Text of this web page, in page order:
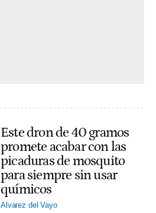
Este dron de 40 gramos
promete acabar con las
picaduras de mosquito
para siempre sin usar
químicos
Alvarez del Vayo